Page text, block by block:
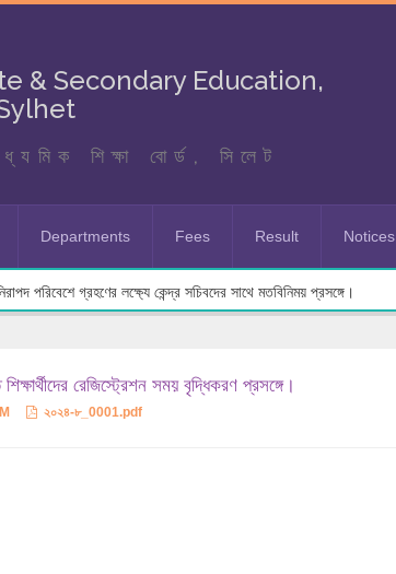
& Secondary Education,
শিক্ষা বোর্ড, সিলেট
Departments Fees Result Notices
পরিবেশে গ্রহণের লক্ষ্যে কেন্দ্র সচিবদের সাথে মতবিনিময় প্রসঙ্গে।
রেজিস্ট্রেশন সময় বৃদ্ধিকরণ প্রসঙ্গে।
২০২৪-৮_0001.pdf